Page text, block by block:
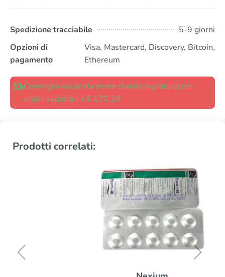
Spedizione tracciabile
5-9 giorni
Opzioni di
pagamento
Visa, Mastercard, Discovery, Bitcoin,
Ethereum
Consegna via posta aerea standard gratuita per
ordini superiori a € 172,19
Prodotti correlati: